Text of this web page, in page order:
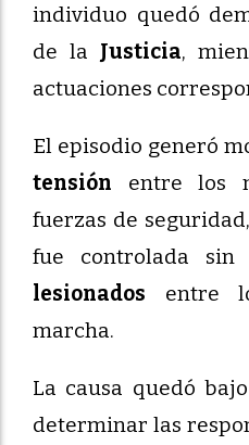
individuo quedó
de la Justicia,
actuaciones
El episodio generó
tensión entre los
fuerzas de
fue controlada sin
lesionados entre
marcha.
La causa quedó bajo
determinar las